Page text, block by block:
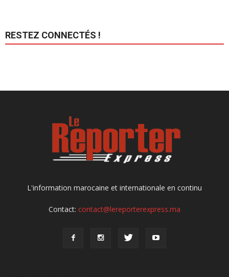
RESTEZ CONNECTÉS !
L'information marocaine et internationale en continu
Contact: contact@lereporterexpress.ma